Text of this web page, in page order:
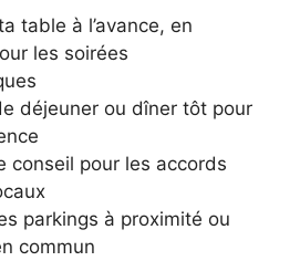
table à l’avance, en
les soirées
déjeuner ou dîner tôt pour
conseil pour les accords
parkings à proximité ou
commun